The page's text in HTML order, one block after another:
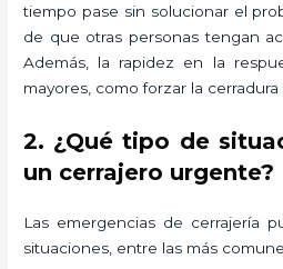
tiempo pase sin solucionar el
de que otras personas tengan
Además, la rapidez en la
mayores, como forzar la cerradura
2. ¿Qué tipo de
un cerrajero urgente?
Las emergencias de cerrajería
situaciones, entre las más